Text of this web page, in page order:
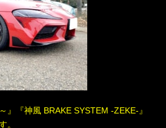
』『神風 BRAKE SYSTEM -ZEKE-』
。